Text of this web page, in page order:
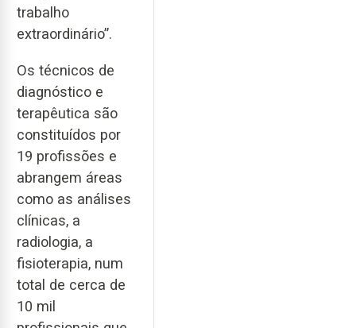
trabalho
extraordinário”.
Os técnicos de
diagnóstico e
terapêutica são
constituídos por
19 profissões e
abrangem áreas
como as análises
clínicas, a
radiologia, a
fisioterapia, num
total de cerca de
10 mil